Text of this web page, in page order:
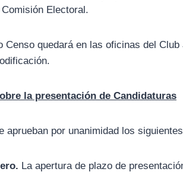
Electoral.
Censo quedará en las oficinas del
la presentación de Candidaturas
por unanimidad los
La apertura de plazo de